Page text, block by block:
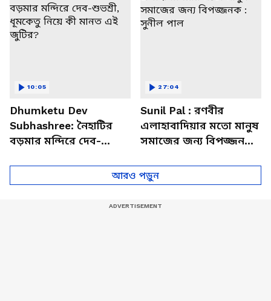
Dhumketu Dev
Subhashree: নৈহাটির
বড়মার মন্দিরে দেব-
10:05
Sunil Pal : রণবীর
এলাহাবাদিয়ার মতো মানুষ
সমাজের জন্য বিপজ্জনক :
27:04
আরও পড়ুন